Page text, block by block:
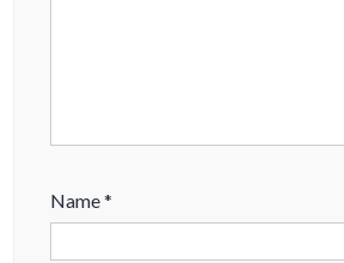
Name*